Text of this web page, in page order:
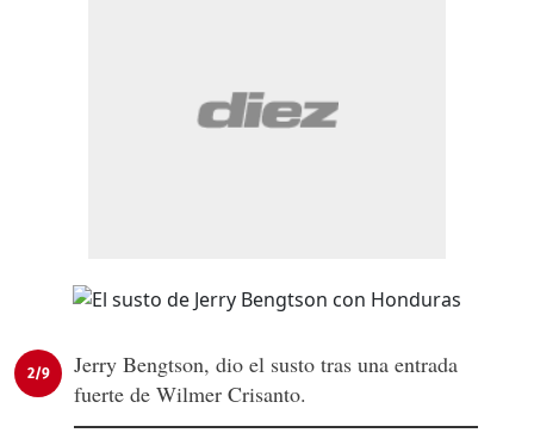
2/9
Jerry Bengtson, dio el susto tras una entrada
fuerte de Wilmer Crisanto.